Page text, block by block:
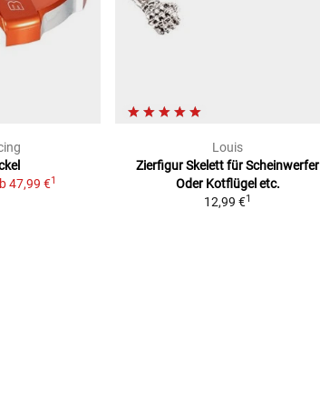
47,99 €1
Louis
Zierfigur Skelett für Scheinwerfer
Oder Kotflügel etc.
12,99 €1